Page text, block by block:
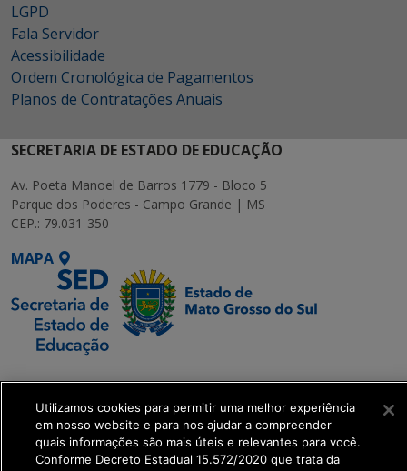
LGPD
Fala Servidor
Acessibilidade
Ordem Cronológica de Pagamentos
Planos de Contratações Anuais
SECRETARIA DE ESTADO DE EDUCAÇÃO
Av. Poeta Manoel de Barros 1779 - Bloco 5
Parque dos Poderes - Campo Grande | MS
CEP.: 79.031-350
MAPA
SETDIG | Secretaria-
Executiva de
Transformação Digital
Utilizamos cookies para permitir uma melhor experiência
em nosso website e para nos ajudar a compreender
quais informações são mais úteis e relevantes para você.
Conforme Decreto Estadual 15.572/2020 que trata da